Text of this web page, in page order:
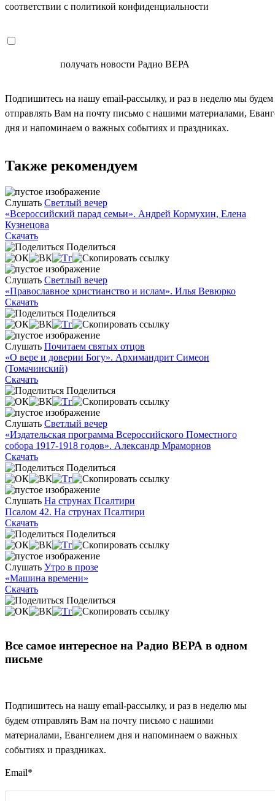
соответствии с политикой конфиденциальности
получать новости Радио ВЕРА
Подпишитесь на нашу email-рассылку, и раз в неделю мы будем
отправлять Вам на почту письмо с нашими материалами,
дня и напоминаем о важных событиях и праздниках.
Также рекомендуем
Слушать Светлый вечер
«Всероссийский парад семьи». Андрей Кормухин, Елена
Кузнецова
Скачать
Поделиться
Слушать Светлый вечер
«Православное христианство и ислам». Илья Вевюрко
Скачать
Поделиться
Слушать Почитаем святых отцов
«О вере и доверии Богу». Архимандрит Симеон
(Томачинский)
Скачать
Поделиться
Слушать Светлый вечер
«Издательская программа Всероссийского Поместного
собора 1917-1918 годов». Александр Мраморнов
Скачать
Поделиться
Слушать На струнах Псалтири
Псалом 42. На струнах Псалтири
Скачать
Поделиться
Слушать Утро в прозе
«Машина времени»
Скачать
Поделиться
Все самое интересное на Радио ВЕРА в одном
письме
Подпишитесь на нашу email-рассылку, и раз в неделю мы
будем отправлять Вам на почту письмо с нашими
материалами, Евангелием дня и напоминаем о важных
событиях и праздниках.
Email*